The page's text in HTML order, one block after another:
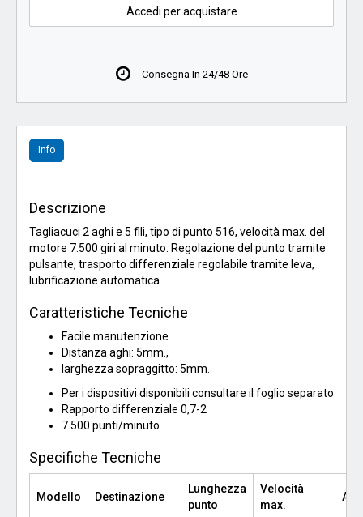
Accedi per acquistare
Consegna In 24/48 Ore
Info
Descrizione
Tagliacuci 2 aghi e 5 fili, tipo di punto 516, velocità max. del
motore 7.500 giri al minuto. Regolazione del punto tramite
pulsante, trasporto differenziale regolabile tramite leva,
lubrificazione automatica.
Caratteristiche Tecniche
Facile manutenzione
Distanza aghi: 5mm.,
larghezza sopraggitto: 5mm.
Per i dispositivi disponibili consultare il foglio separato
Rapporto differenziale 0,7-2
7.500 punti/minuto
Specifiche Tecniche
Modello Destinazione
Lunghezza
punto
Velocità
max.
Ago